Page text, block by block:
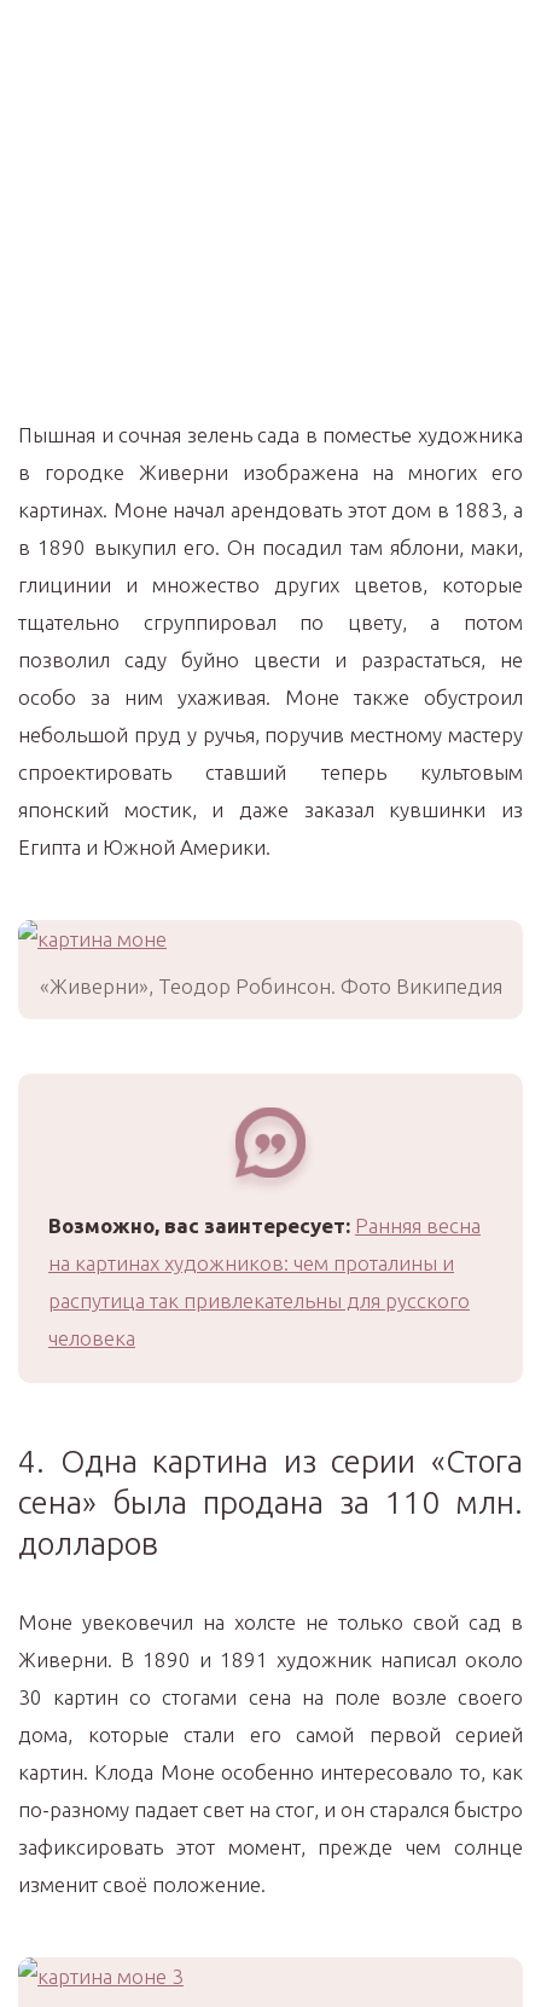
Пышная и сочная зелень сада в поместье художника
в городке Живерни изображена на многих его
картинах. Моне начал арендовать этот дом в 1883, а
в 1890 выкупил его. Он посадил там яблони, маки,
глицинии и множество других цветов, которые
тщательно сгруппировал по цвету, а потом
позволил саду буйно цвести и разрастаться, не
особо за ним ухаживая. Моне также обустроил
небольшой пруд у ручья, поручив местному мастеру
спроектировать ставший теперь культовым
японский мостик, и даже заказал кувшинки из
Египта и Южной Америки.
«Живерни», Теодор Робинсон. Фото Википедия
Возможно, вас заинтересует: Ранняя весна
на картинах художников: чем проталины и
распутица так привлекательны для русского
человека
4. Одна картина из серии «Стога
сена» была продана за 110 млн.
долларов
Моне увековечил на холсте не только свой сад в
Живерни. В 1890 и 1891 художник написал около
30 картин со стогами сена на поле возле своего
дома, которые стали его самой первой серией
картин. Клода Моне особенно интересовало то, как
по-разному падает свет на стог, и он старался быстро
зафиксировать этот момент, прежде чем солнце
изменит своё положение.